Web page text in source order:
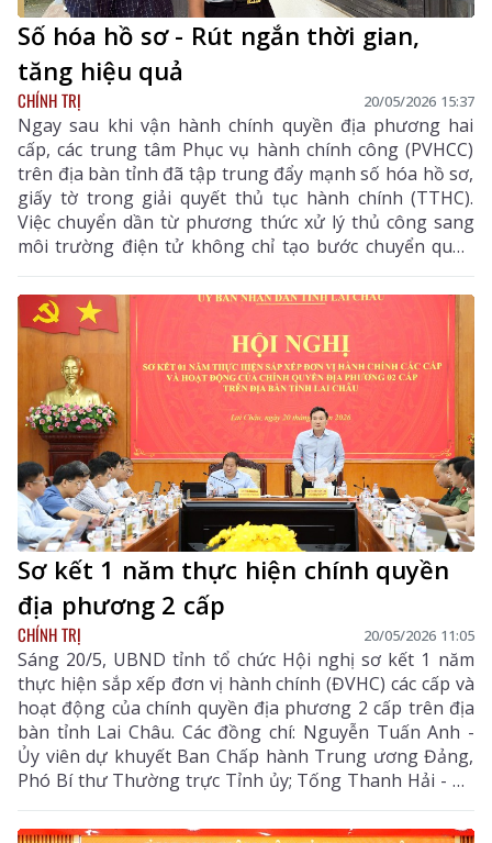
Số hóa hồ sơ - Rút ngắn thời gian,
tăng hiệu quả
CHÍNH TRỊ 20/05/2026 15:37
Ngay sau khi vận hành chính quyền địa phương hai
cấp, các trung tâm Phục vụ hành chính công (PVHCC)
trên địa bàn tỉnh đã tập trung đẩy mạnh số hóa hồ sơ,
giấy tờ trong giải quyết thủ tục hành chính (TTHC).
Việc chuyển dần từ phương thức xử lý thủ công sang
môi trường điện tử không chỉ tạo bước chuyển quan
trọng trong cải cách hành chính mà còn góp phần
nâng cao chất lượng phục vụ, giảm thời gian chờ đợi
và tăng mức độ hài lòng của người dân, doanh nghiệp.
Sơ kết 1 năm thực hiện chính quyền
địa phương 2 cấp
CHÍNH TRỊ 20/05/2026 11:05
Sáng 20/5, UBND tỉnh tổ chức Hội nghị sơ kết 1 năm
thực hiện sắp xếp đơn vị hành chính (ĐVHC) các cấp và
hoạt động của chính quyền địa phương 2 cấp trên địa
bàn tỉnh Lai Châu. Các đồng chí: Nguyễn Tuấn Anh -
Ủy viên dự khuyết Ban Chấp hành Trung ương Đảng,
Phó Bí thư Thường trực Tỉnh ủy; Tống Thanh Hải - Ủy
viên Ban Thường vụ Tỉnh ủy, Phó Chủ tịch Thường
trực UBND tỉnh chủ trì hội nghị.